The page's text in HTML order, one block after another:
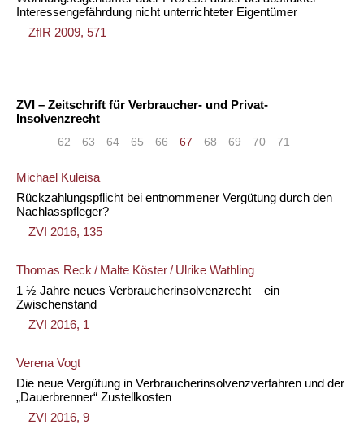
Interessengefährdung nicht unterrichteter Eigentümer
ZfIR 2009, 571
ZVI – Zeitschrift für Verbraucher- und Privat-
Insolvenzrecht
62 63 64 65 66 67 68 69 70 71
Michael Kuleisa
Rückzahlungspflicht bei entnommener Vergütung durch den
Nachlasspfleger?
ZVI 2016, 135
Thomas Reck / Malte Köster/ Ulrike Wathling
1 ½ Jahre neues Verbraucherinsolvenzrecht – ein
Zwischenstand
ZVI 2016, 1
Verena Vogt
Die neue Vergütung in Verbraucherinsolvenzverfahren und der
„Dauerbrenner“ Zustellkosten
ZVI 2016, 9